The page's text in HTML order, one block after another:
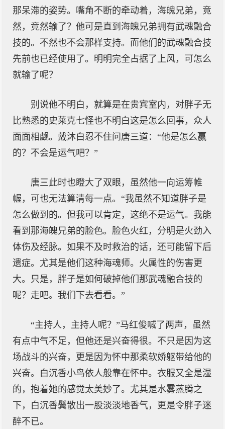
那呆滞的姿势。嘴角不断的牵动着，海魄兄弟，竟
然，竟然输了？他可是直到海魄兄弟拥有武魂融合
技的。不然也不会那样支持。而他们的武魂融合技
先前也已经使用了。明明完全占据了上风，可怎么
就输了呢？
别说他不明白，就算是在贵宾室内，对胖子无
比熟悉的史莱克七怪也不明白这是怎么回事，众人
面面相觑。戴沐白忍不住问唐三道：“他是怎么赢
的？不会是运气吧？”
唐三此时也瞪大了双眼，虽然他一向运筹帷
幄，可也无法算清每一点。“我虽然不知道胖子是
怎么做到的。但我可以肯定，这绝不是运气。我能
看到那海魄兄弟的脸色。脸色火红，分明是火劲入
体伤及经脉。如果不及时救治的话，还可能留下后
遗症。尤其是他们这种海魂师。火属性的伤害更
大。只是，胖子是如何破掉他们那武魂融合技的
呢？走吧。我们下去看看。”
“主持人，主持人呢？”马红俊喊了两声，虽然
有点中气不足，但他还是兴奋得很。不只是因为这
场战斗的兴奋，更是因为怀中那柔软娇躯带给他的
兴奋。白沉香小鸟依人般靠在怀中。衣服又全是湿
的，抱着她的感觉太美妙了。尤其是水雾蒸腾之
下，白沉香鬓散出一股淡淡地香气，更是令胖子迷
醉不已。